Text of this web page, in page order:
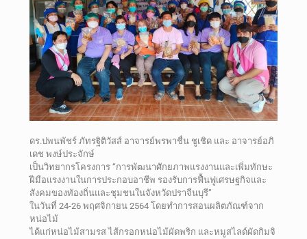
ดร.ปพนพัชร์ ภัทรฐิติวัสส์ อาจารย์พรพาชื่น ชูเชิด และ อาจารย์อภิ
เดช พงษ์ประจักษ์
เป็นวิทยากรโครงการ “การพัฒนาศักยภาพแรงงานและเพิ่มทักษะ
ฝีมือแรงงานในการประกอบอาชีพ รองรับการฟื้นฟูเศรษฐกิจและ
สังคมของทัองถิ่นและชุมชนในจังหวัดปราจีนบุรี”
ในวันที่ 24-26 พฤศจิกายน 2564 โดยทำการสอนผลิตภัณฑ์จาก
หน่อไม้
ได้แก่หน่อไม้สามรส ไส้กรอกหน่อไม้ผัดพริก และหมูสไลด์ผัดกิมจิ